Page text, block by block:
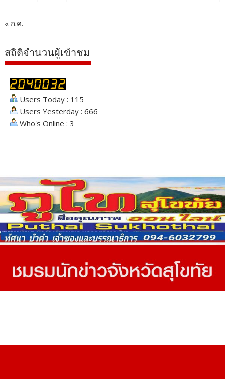
« ก.ค.
สถิติจำนวนผู้เข้าชม
Users Today : 115
Users Yesterday : 666
Who's Online : 3